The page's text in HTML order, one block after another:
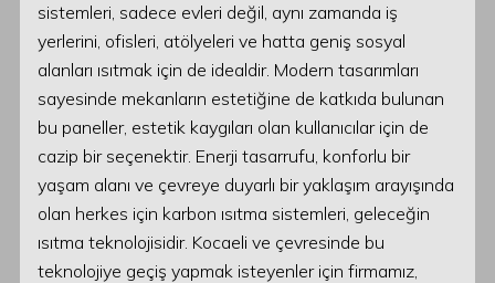
sistemleri, sadece evleri değil, aynı zamanda iş
yerlerini, ofisleri, atölyeleri ve hatta geniş sosyal
alanları ısıtmak için de idealdir. Modern tasarımları
sayesinde mekanların estetiğine de katkıda bulunan
bu paneller, estetik kaygıları olan kullanıcılar için de
cazip bir seçenektir. Enerji tasarrufu, konforlu bir
yaşam alanı ve çevreye duyarlı bir yaklaşım arayışında
olan herkes için karbon ısıtma sistemleri, geleceğin
ısıtma teknolojisidir. Kocaeli ve çevresinde bu
teknolojiye geçiş yapmak isteyenler için firmamız,